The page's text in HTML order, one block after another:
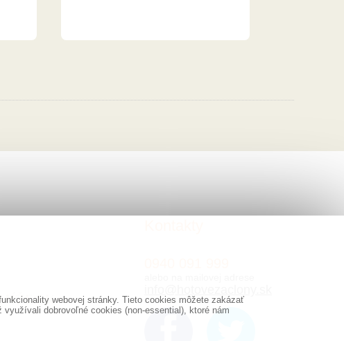
webovej stránky. Tieto cookies môžete zakázať
dobrovoľné cookies (non-essential), ktoré nám